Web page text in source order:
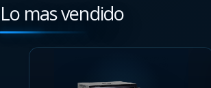
Lo mas vendido